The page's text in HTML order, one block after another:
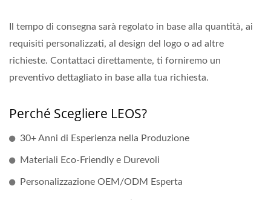
Il tempo di consegna sarà regolato in base alla quantità, ai
requisiti personalizzati, al design del logo o ad altre
richieste. Contattaci direttamente, ti forniremo un
preventivo dettagliato in base alla tua richiesta.
Perché Scegliere LEOS?
30+ Anni di Esperienza nella Produzione
Materiali Eco-Friendly e Durevoli
Personalizzazione OEM/ODM Esperta